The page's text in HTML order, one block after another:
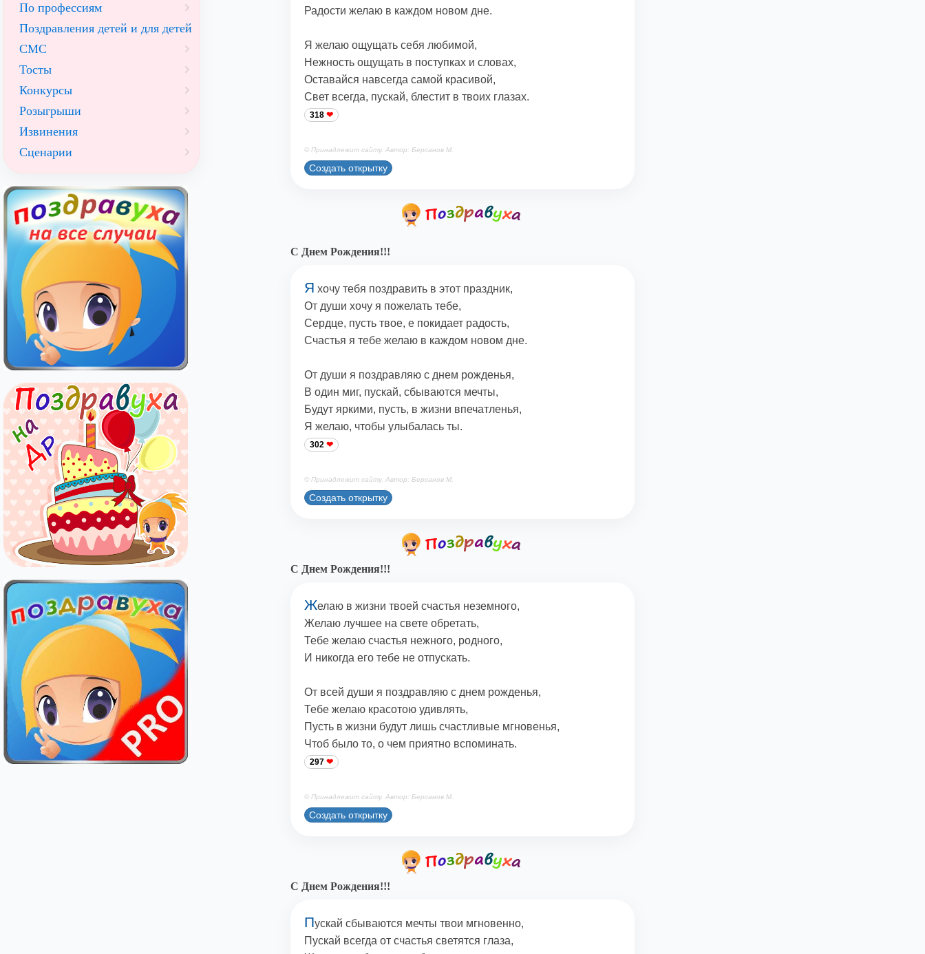
Радости желаю в каждом новом дне.
Я желаю ощущать себя любимой,
Нежность ощущать в поступках и словах,
Оставайся навсегда самой красивой,
Свет всегда, пускай, блестит в твоих глазах.
318
© Принадлежит сайту. Автор: Берсанов М.
Создать открытку
С Днем Рождения!!!
Я хочу тебя поздравить в этот праздник,
От души хочу я пожелать тебе,
Сердце, пусть твое, е покидает радость,
Счастья я тебе желаю в каждом новом дне.
От души я поздравляю с днем рожденья,
В один миг, пускай, сбываются мечты,
Будут яркими, пусть, в жизни впечатленья,
Я желаю, чтобы улыбалась ты.
302
© Принадлежит сайту. Автор: Берсанов М.
Создать открытку
С Днем Рождения!!!
Желаю в жизни твоей счастья неземного,
Желаю лучшее на свете обретать,
Тебе желаю счастья нежного, родного,
И никогда его тебе не отпускать.
От всей души я поздравляю с днем рожденья,
Тебе желаю красотою удивлять,
Пусть в жизни будут лишь счастливые мгновенья,
Чтоб было то, о чем приятно вспоминать.
297
© Принадлежит сайту. Автор: Берсанов М.
Создать открытку
С Днем Рождения!!!
Пускай сбываются мечты твои мгновенно,
Пускай всегда от счастья светятся глаза,
По профессиям
Поздравления детей и для детей
СМС
Тосты
Конкурсы
Розыгрыши
Извинения
Сценарии